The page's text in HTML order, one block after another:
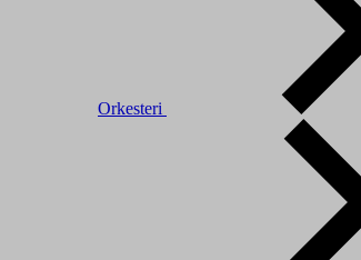
Orkesteri